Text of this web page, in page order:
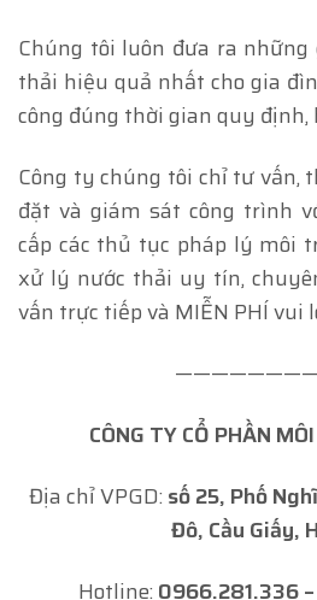
Chúng tôi luôn đưa ra
thải hiệu quả nhất cho gia
công đúng thời gian quy
Công ty chúng tôi chỉ tư vấn,
đặt và giám sát công trình
cấp các thủ tục pháp lý môi
xử lý nước thải uy tín,
vấn trực tiếp và MIỄN PHÍ vui
CÔNG TY CỔ PHẦN
Địa chỉ VPGD: số 25, Phố
Đô, Cầu Giấy,
Hotline: 0966.281.336